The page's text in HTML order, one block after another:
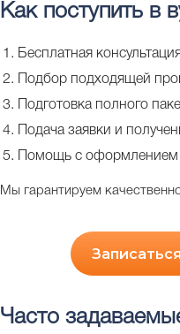
Как поступить в
Бесплатная
Подбор подходящей
Подготовка полного
Подача заявки и
Помощь с оформлением
Мы гарантируем
Часто